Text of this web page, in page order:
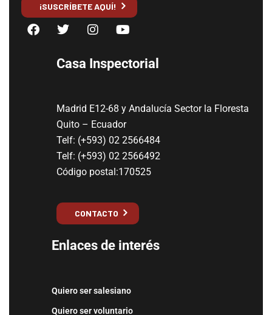
¡SUSCRÍBETE AQUÍ!
Casa Inspectorial
Madrid E12-68 y Andalucía Sector la Floresta
Quito – Ecuador
Telf: (+593) 02 2566484
Telf: (+593) 02 2566492
Código postal:170525
CONTACTO
Enlaces de interés
Quiero ser salesiano
Quiero ser voluntario